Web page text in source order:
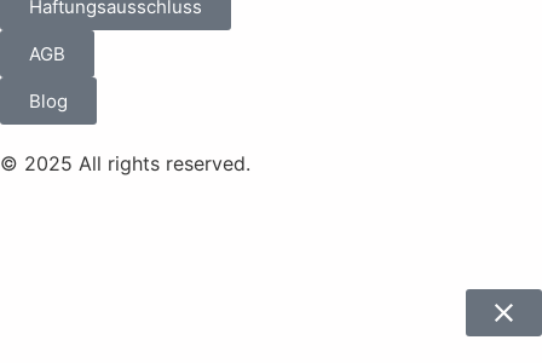
Haftungsausschluss
AGB
Blog
© 2025 All rights reserved.